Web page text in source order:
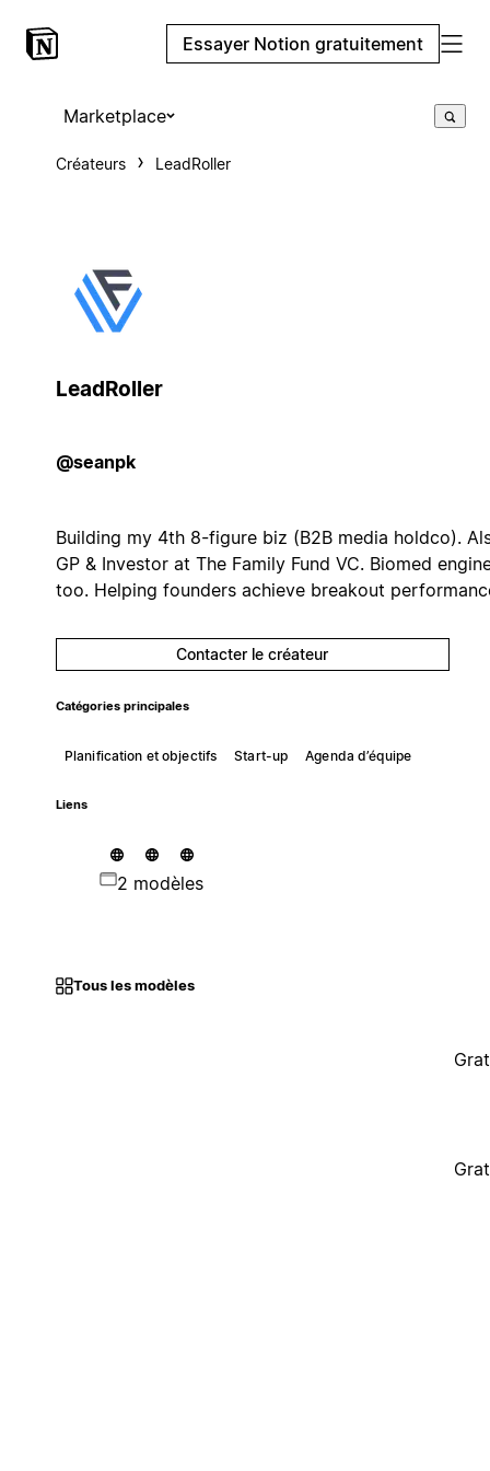
Essayer Notion gratuitement
Marketplace
Créateurs LeadRoller
LeadRoller
@seanpk
Building my 4th 8-figure biz (B2B media holdco).
GP & Investor at The Family Fund VC. Biomed
too. Helping founders achieve breakout
Contacter le créateur
Catégories principales
Planification et objectifs Start-up Agenda d’équipe
Liens
2 modèles
Tous les modèles